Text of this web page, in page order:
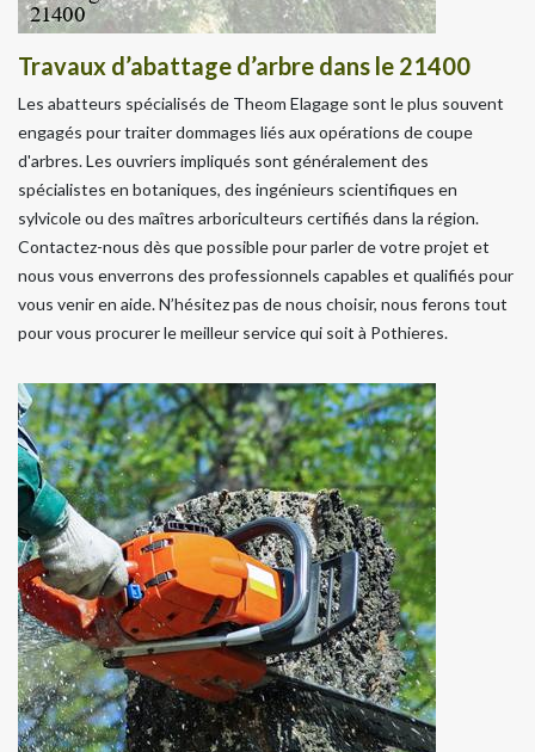
Travaux d’abattage d’arbre dans le 21400
Les abatteurs spécialisés de Theom Elagage sont le plus souvent
engagés pour traiter dommages liés aux opérations de coupe
d'arbres. Les ouvriers impliqués sont généralement des
spécialistes en botaniques, des ingénieurs scientifiques en
sylvicole ou des maîtres arboriculteurs certifiés dans la région.
Contactez-nous dès que possible pour parler de votre projet et
nous vous enverrons des professionnels capables et qualifiés pour
vous venir en aide. N’hésitez pas de nous choisir, nous ferons tout
pour vous procurer le meilleur service qui soit à Pothieres.